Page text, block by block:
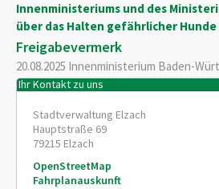
Innenministeriums und des
über das Halten gefährlicher Hunde
Freigabevermerk
20.08.2025 Innenministerium Baden-
Ihr Kontakt zu uns
Stadtverwaltung Elzach
Hauptstraße 69
79215 Elzach
OpenStreetMap
Fahrplanauskunft